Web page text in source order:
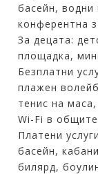
басейн,
конферентна
За децата:
площадка,
Безплатни
плажен
тенис на
Wi-Fi в
Платени
басейн,
билярд,